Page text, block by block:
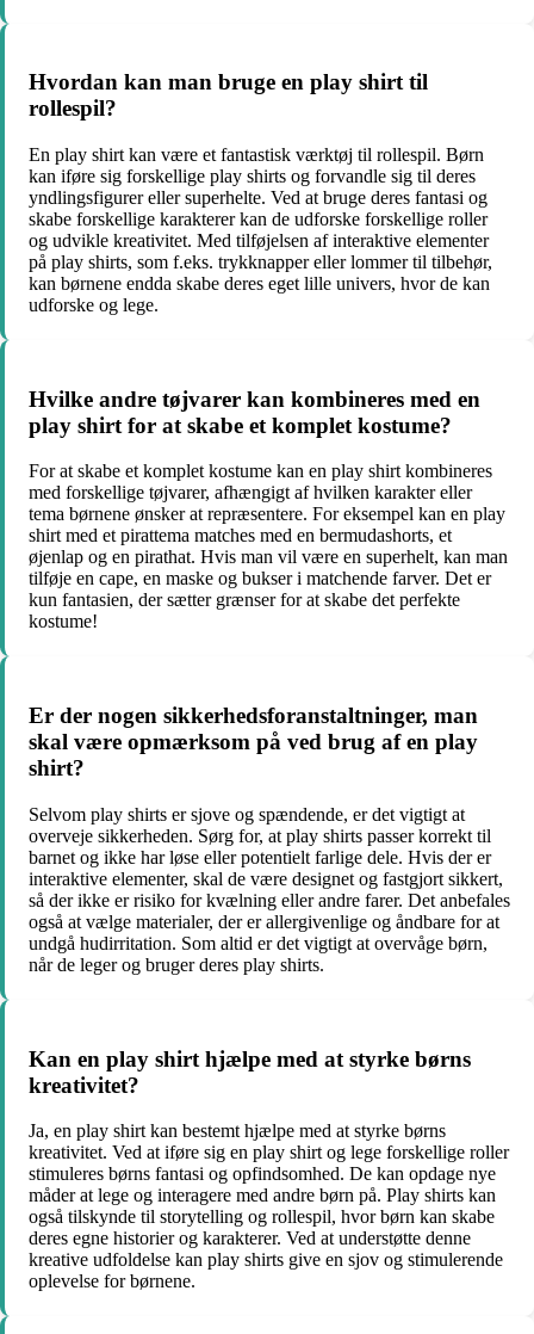
Hvordan kan man bruge en play shirt til
rollespil?
En play shirt kan være et fantastisk værktøj til rollespil. Børn
kan iføre sig forskellige play shirts og forvandle sig til deres
yndlingsfigurer eller superhelte. Ved at bruge deres fantasi og
skabe forskellige karakterer kan de udforske forskellige roller
og udvikle kreativitet. Med tilføjelsen af ​​interaktive elementer
på play shirts, som f.eks. trykknapper eller lommer til tilbehør,
kan børnene endda skabe deres eget lille univers, hvor de kan
udforske og lege.
Hvilke andre tøjvarer kan kombineres med en
play shirt for at skabe et komplet kostume?
For at skabe et komplet kostume kan en play shirt kombineres
med forskellige tøjvarer, afhængigt af hvilken karakter eller
tema børnene ønsker at repræsentere. For eksempel kan en play
shirt med et pirattema matches med en bermudashorts, et
øjenlap og en pirathat. Hvis man vil være en superhelt, kan man
tilføje en cape, en maske og bukser i matchende farver. Det er
kun fantasien, der sætter grænser for at skabe det perfekte
kostume!
Er der nogen sikkerhedsforanstaltninger, man
skal være opmærksom på ved brug af en play
shirt?
Selvom play shirts er sjove og spændende, er det vigtigt at
overveje sikkerheden. Sørg for, at play shirts passer korrekt til
barnet og ikke har løse eller potentielt farlige dele. Hvis der er
interaktive elementer, skal de være designet og fastgjort sikkert,
så der ikke er risiko for kvælning eller andre farer. Det anbefales
også at vælge materialer, der er allergivenlige og åndbare for at
undgå hudirritation. Som altid er det vigtigt at overvåge børn,
når de leger og bruger deres play shirts.
Kan en play shirt hjælpe med at styrke børns
kreativitet?
Ja, en play shirt kan bestemt hjælpe med at styrke børns
kreativitet. Ved at iføre sig en play shirt og lege forskellige roller
stimuleres børns fantasi og opfindsomhed. De kan opdage nye
måder at lege og interagere med andre børn på. Play shirts kan
også tilskynde til storytelling og rollespil, hvor børn kan skabe
deres egne historier og karakterer. Ved at understøtte denne
kreative udfoldelse kan play shirts give en sjov og stimulerende
oplevelse for børnene.